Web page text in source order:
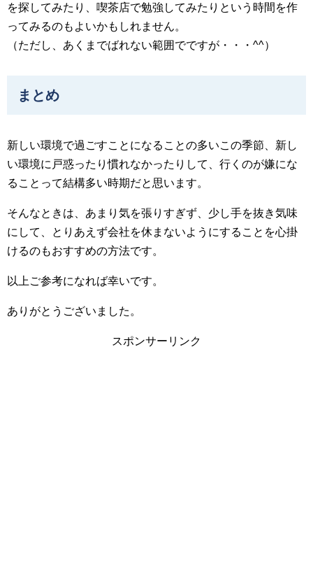
を探してみたり、喫茶店で勉強してみたりという時間を作
ってみるのもよいかもしれません。
（ただし、あくまでばれない範囲でですが・・・^^）
まとめ
新しい環境で過ごすことになることの多いこの季節、新し
い環境に戸惑ったり慣れなかったりして、行くのが嫌にな
ることって結構多い時期だと思います。
そんなときは、あまり気を張りすぎず、少し手を抜き気味
にして、とりあえず会社を休まないようにすることを心掛
けるのもおすすめの方法です。
以上ご参考になれば幸いです。
ありがとうございました。
スポンサーリンク